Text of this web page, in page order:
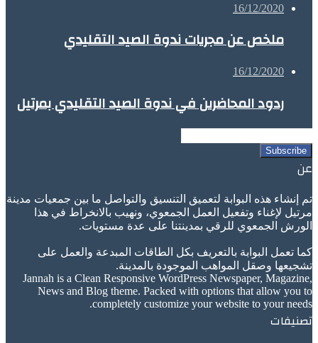
16/12/2020
ملخص عن مجريات ندوة الصيد التقليدي
16/12/2020
ردود المحاضرين في ندوة الصيد التقليدي بمرتيل
your
Email
address
عن
تم إنشاء هذه البوابة لتعميق التنسيق والتواصل ما بين جمعيات مدينة
مرتيل لإغناء وتفعيل العمل الجمعوي، ونهيب بالانخراط في هذا
الورش الجمعوي للرقي بمدينتنا على عدة مستويات.
كما تعمل البوابة بالتعريف بكل الطاقات المبدعة والعمل على
تشجيعها وصقل المواهب الموجودة بالمدينة.
Jannah is a Clean Responsive WordPress Newspaper, Magazine,
News and Blog theme. Packed with options that allow you to
completely customize your website to your needs.
تصنيفات